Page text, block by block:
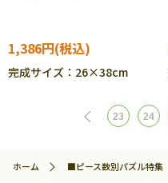
1,386円
完成サイズ：26×38cm
23 24
ホーム ■ピース数別パズル特集